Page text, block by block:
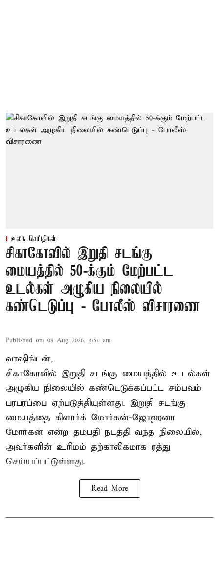
உலக செய்திகள்
சிகாகோவில் இறுதி சடங்கு
மையத்தில் 50-க்கும் மேற்பட்ட
உடல்கள் அழுகிய நிலையில்
கண்டெடுப்பு - போலீஸ் விசாரணை
Published on: 08 Aug 2026, 4:51 am
வாஷிங்டன்,
சிகாகோவில் இறுதி சடங்கு மையத்தில் உடல்கள்
அழுகிய நிலையில் கண்டெடுக்கப்பட்ட சம்பவம்
பரபரப்பை ஏற்படுத்தியுள்ளது. இறுதி சடங்கு
மையத்தை கிளார்க் மோர்கன்-ஜோஹனா
மோர்கன் என்ற தம்பதி நடத்தி வந்த நிலையில்,
அவர்களின் உரிமம் தற்காலிகமாக ரத்து
செய்யப்பட்டுள்ளது.
Read More